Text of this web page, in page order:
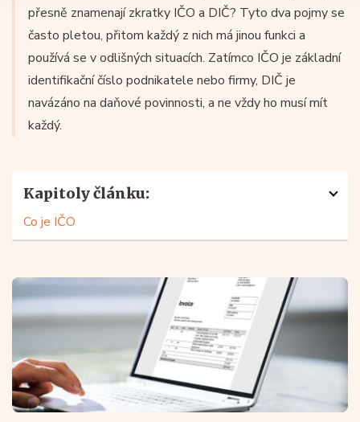
přesně znamenají zkratky IČO a DIČ? Tyto dva pojmy se
často pletou, přitom každý z nich má jinou funkci a
používá se v odlišných situacích. Zatímco IČO je základní
identifikační číslo podnikatele nebo firmy, DIČ je
navázáno na daňové povinnosti, a ne vždy ho musí mít
každý.
Kapitoly článku:
Co je IČO